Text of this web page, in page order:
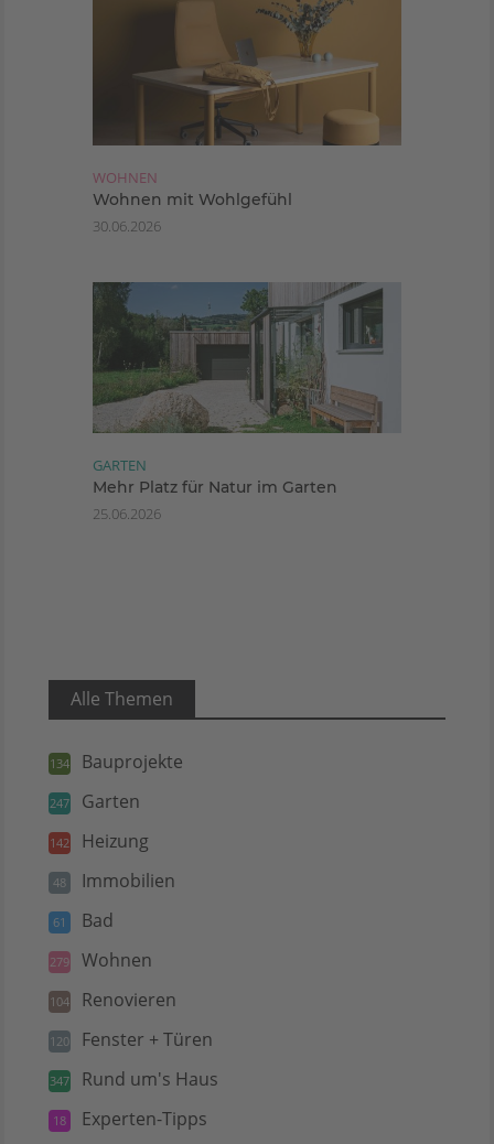
WOHNEN
Wohnen mit Wohlgefühl
30.06.2026
GARTEN
Mehr Platz für Natur im Garten
25.06.2026
Alle Themen
134 Bauprojekte
247 Garten
142 Heizung
48 Immobilien
61 Bad
279 Wohnen
104 Renovieren
120 Fenster + Türen
347 Rund um's Haus
18 Experten-Tipps